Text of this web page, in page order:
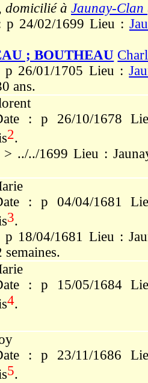
domicilié à Jaunay-Clan
24/02/1699 Lieu :
; BOUTHEAU
p 26/01/1705 Lieu :
ans.
: p 26/10/1678
2.
> ../../1699 Lieu :
: p 04/04/1681
3.
18/04/1681 Lieu :
: p 15/05/1684
4.
: p 23/11/1686
5.